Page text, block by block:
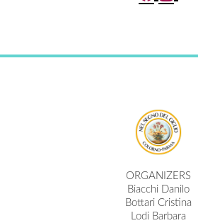
ORGANIZERS
Biacchi Danilo
Bottari Cristina
Lodi Barbara